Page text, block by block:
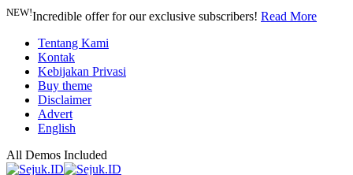
NEW!Incredible offer for our exclusive subscribers! Read More
Tentang Kami
Kontak
Kebijakan Privasi
Buy theme
Disclaimer
Advert
English
All Demos Included